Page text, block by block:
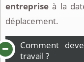
entreprise à la
déplacement.
Comment
travail ?